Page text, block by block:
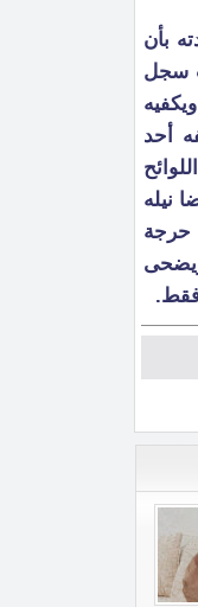
بأن
سجل
أحد
نيله
حرجة
ويضحى
فقط.